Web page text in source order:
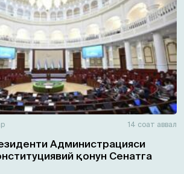
14 соат аввал
Администрацияси
қонун Сенатга